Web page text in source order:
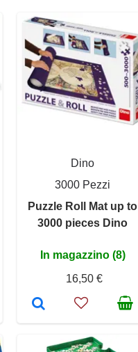
Dino
3000 Pezzi
Puzzle Roll Mat up to
3000 pieces Dino
In magazzino (8)
16,50 €